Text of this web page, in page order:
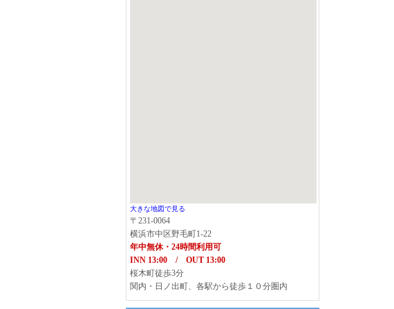
大きな地図で見る
〒231-0064
横浜市中区野毛町1-22
年中無休・24時間利用可
INN 13:00 / OUT 13:00
桜木町徒歩3分
関内・日ノ出町、各駅から徒歩１０分圏内